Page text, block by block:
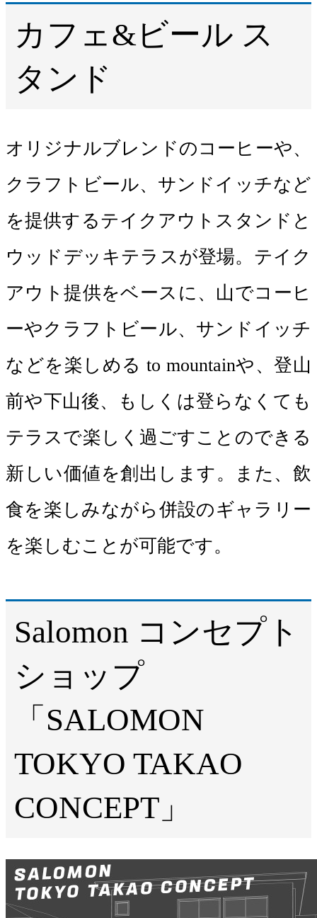
カフェ&ビール ス
タンド
オリジナルブレンドのコーヒーや、
クラフトビール、サンドイッチなど
を提供するテイクアウトスタンドと
ウッドデッキテラスが登場。テイク
アウト提供をベースに、山でコーヒ
ーやクラフトビール、サンドイッチ
などを楽しめる to mountainや、登山
前や下山後、もしくは登らなくても
テラスで楽しく過ごすことのできる
新しい価値を創出します。また、飲
食を楽しみながら併設のギャラリー
を楽しむことが可能です。
Salomon コンセプト
ショップ
「SALOMON
TOKYO TAKAO
CONCEPT」